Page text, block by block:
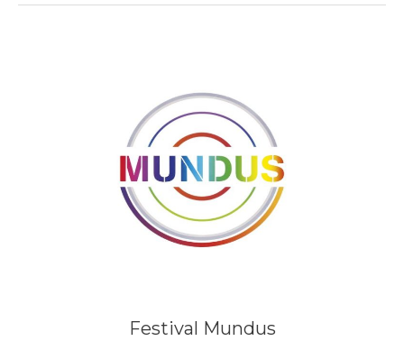
Festival Mundus